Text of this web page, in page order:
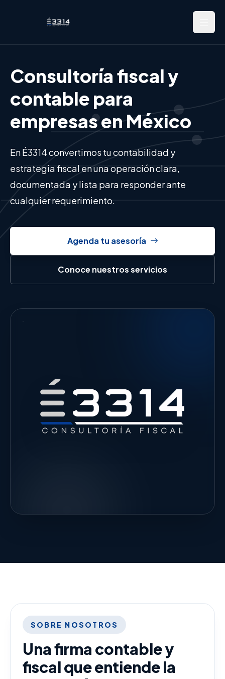
Agenda tu asesoría
Consultoría fiscal y
contable para
empresas en México
En É3314 convertimos tu contabilidad y
estrategia fiscal en una operación clara,
documentada y lista para responder ante
cualquier requerimiento.
Agenda tu asesoría
Conoce nuestros servicios
SOBRE NOSOTROS
Una firma contable y
fiscal que entiende la